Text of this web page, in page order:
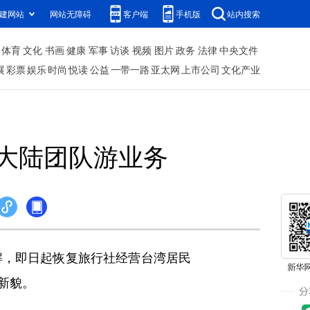
网站 网站无障碍 客户端 手机版 站内搜索
体育文化 书画健康 军事访谈 视频 图片政务 法律中央文件
彩票娱乐时尚 悦读公益一带一路 亚太网上市公司 文化产业
陆团队游业务
即日起恢复旅行社经营台湾居民
。